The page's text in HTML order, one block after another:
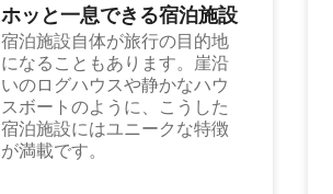
ホッと一⁠息⁠で⁠き⁠る宿⁠泊施⁠設
宿泊施設自体が旅行の目的地
になることもあります。崖沿
いのログハウスや静かなハウ
スボートのように、こうした
宿泊施設にはユニークな特徴
が満載です。